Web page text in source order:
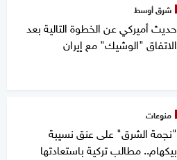
شرق أوسط
حديث أميركي عن الخطوة التالية بعد
الاتفاق "الوشيك" مع إيران
منوعات
"نجمة الشرق" على عنق نسيبة
بيكهام.. مطالب تركية باستعادتها